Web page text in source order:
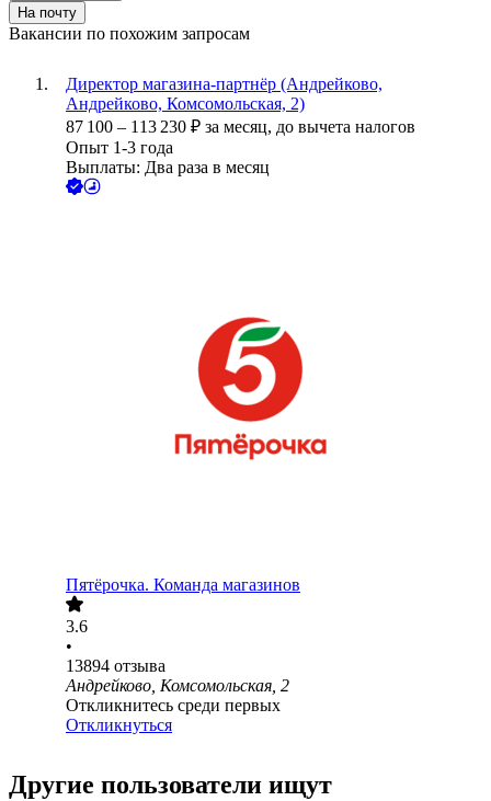
На почту
Вакансии по похожим запросам
Директор магазина-партнёр (Андрейково,
Андрейково, Комсомольская, 2)
87 100 – 113 230 ₽ за месяц, до вычета налогов
Опыт 1-3 года
Выплаты: Два раза в месяц
Пятёрочка. Команда магазинов
3.6
•
13894 отзыва
Андрейково, Комсомольская, 2
Откликнитесь среди первых
Откликнуться
Другие пользователи ищут